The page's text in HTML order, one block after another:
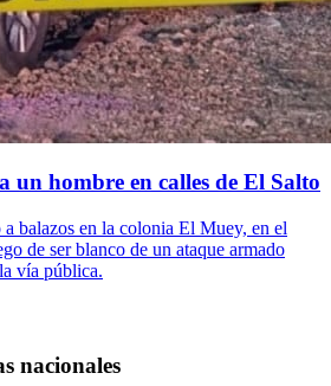
un hombre en calles de El Salto
balazos en la colonia El Muey, en el
de ser blanco de un ataque armado
vía pública.
nacionales